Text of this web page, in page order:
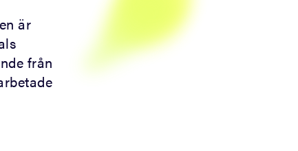
är
från